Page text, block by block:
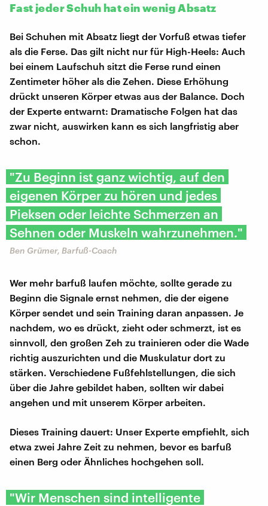
Fast jeder Schuh hat ein wenig Absatz
Bei Schuhen mit Absatz liegt der Vorfuß etwas tiefer
als die Ferse. Das gilt nicht nur für High-Heels: Auch
bei einem Laufschuh sitzt die Ferse rund einen
Zentimeter höher als die Zehen. Diese Erhöhung
drückt unseren Körper etwas aus der Balance. Doch
der Experte entwarnt: Dramatische Folgen hat das
zwar nicht, auswirken kann es sich langfristig aber
schon.
"Zu Beginn ist ganz wichtig, auf den
eigenen Körper zu hören und jedes
Pieksen oder leichte Schmerzen an
Sehnen oder Muskeln wahrzunehmen."
Ben Grümer, Barfuß-Coach
Wer mehr barfuß laufen möchte, sollte gerade zu
Beginn die Signale ernst nehmen, die der eigene
Körper sendet und sein Training daran anpassen. Je
nachdem, wo es drückt, zieht oder schmerzt, ist es
sinnvoll, den großen Zeh zu trainieren oder die Wade
richtig auszurichten und die Muskulatur dort zu
stärken. Verschiedene Fußfehlstellungen, die sich
über die Jahre gebildet haben, sollten wir dabei
angehen und mit unserem Körper arbeiten.
Dieses Training dauert: Unser Experte empfiehlt, sich
etwa zwei Jahre Zeit zu nehmen, bevor es barfuß
einen Berg oder Ähnliches hochgehen soll.
"Wir Menschen sind intelligente